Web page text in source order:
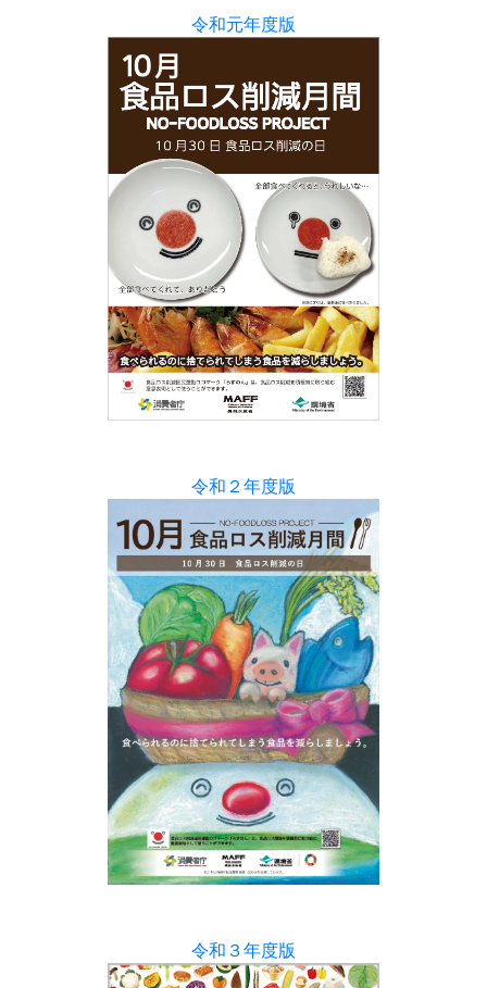
令和元年度版
令和２年度版
令和３年度版